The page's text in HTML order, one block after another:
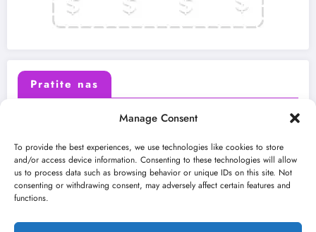
Manage Consent
To provide the best experiences, we use technologies like cookies to store
and/or access device information. Consenting to these technologies will allow
us to process data such as browsing behavior or unique IDs on this site. Not
consenting or withdrawing consent, may adversely affect certain features and
functions.
Pratite nas
Instagram Youtube